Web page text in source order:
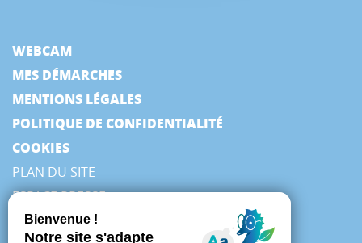
WEBCAM
MES DÉMARCHES
MENTIONS LÉGALES
POLITIQUE DE CONFIDENTIALITÉ
COOKIES
PLAN DU SITE
ESPACE PRESSE